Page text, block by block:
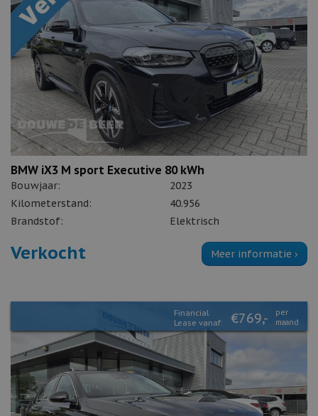
BMW iX3 M sport Executive 80 kWh
Bouwjaar:
2023
Kilometerstand:
40.956
Brandstof:
Elektrisch
Verkocht Meer informatie ›
Financial
Lease vanaf:
€769,-
per
maand